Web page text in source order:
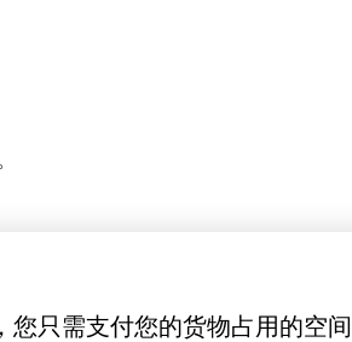
只需支付您的货物占用的空间